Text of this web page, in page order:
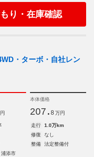
り・在庫確認
・ターボ・自社レン
本体価格
207. 8 万円
走行
1.0万km
修復
なし
整備
法定整備付
添市